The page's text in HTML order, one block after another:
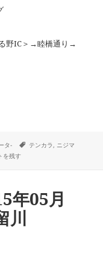
野IC＞→睦橋通り→
番外編】2015年11月07日(
タ-
タ
テンカラ, ニジマ
タ・番外編】2015年11月07日(土)：養
を残す
年05月
川